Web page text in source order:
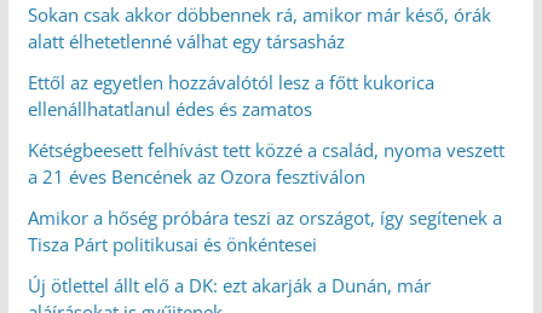
Sokan csak akkor döbbennek rá, amikor már késő, órák
alatt élhetetlenné válhat egy társasház
Ettől az egyetlen hozzávalótól lesz a főtt kukorica
ellenállhatatlanul édes és zamatos
Kétségbeesett felhívást tett közzé a család, nyoma veszett
a 21 éves Bencének az Ozora fesztiválon
Amikor a hőség próbára teszi az országot, így segítenek a
Tisza Párt politikusai és önkéntesei
Új ötlettel állt elő a DK: ezt akarják a Dunán, már